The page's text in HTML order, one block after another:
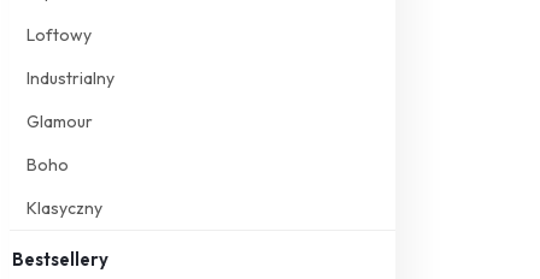
Loftowy
Industrialny
Glamour
Boho
Klasyczny
Bestsellery